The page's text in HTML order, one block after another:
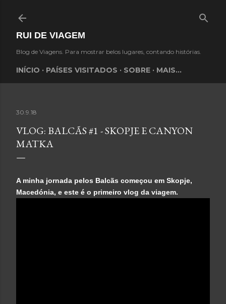
RUI DE VIAGEM
Blog de Viagens. Para mostrar belos lugares, contando histórias.
INÍCIO PAÍSES VISITADOS SOBRE MAIS…
30.9.18
VLOG: BALCÃS #1 - SKOPJE E CANYON
MATKA
A minha jornada pelos Balcãs começou em Skopje,
Macedónia, e este é o primeiro vlog da viagem.